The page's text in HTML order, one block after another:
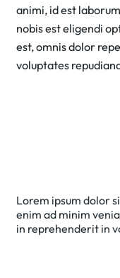
animi, id est
nobis est eligendi
est, omnis dolor
voluptates
Lorem ipsum dolor
enim ad minim
in reprehenderit in